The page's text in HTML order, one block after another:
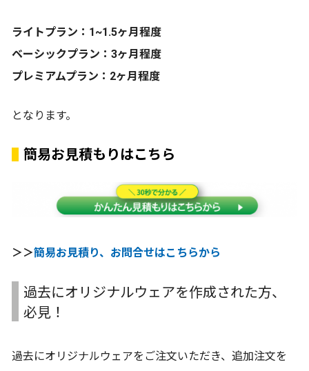
ライトプラン：1~1.5ヶ月程度
ベーシックプラン：3ヶ月程度
プレミアムプラン：2ヶ月程度
となります。
簡易お見積もりはこちら
＞＞簡易お見積り、お問合せはこちらから
過去にオリジナルウェアを作成された方、
必見！
過去にオリジナルウェアをご注文いただき、追加注文を